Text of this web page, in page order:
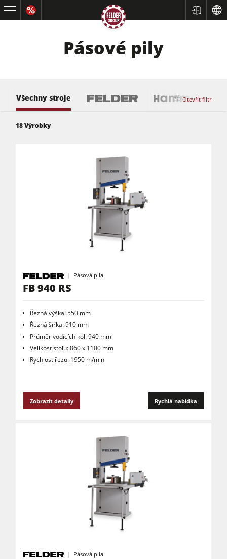
Srovnávací a tloušťkovací frézky
Okružní pily s frézkou
CNC obráběcí centra
Olepovačky hran
Širokopásové brusky
Kartáčovací stroje a kartáčové brusky
Velkoplošné pily
Dýhovací lisy & Vakuové lisy
Filtrační a odprašovací jednotky
Automatizace a manipulace s materiálem
Pásové pily
Otevřít filtr
Všechny stroje
18Výrobky
Pásová pila
FB 940 RS
Řezná výška: 550 mm
Řezná šířka: 910 mm
Průměr vodících kol: 940 mm
Velikost stolu: 860 x 1100 mm
Rychlost řezu: 1950 m/min
Zobrazit detaily Rychlá nabídka
Pásová pila